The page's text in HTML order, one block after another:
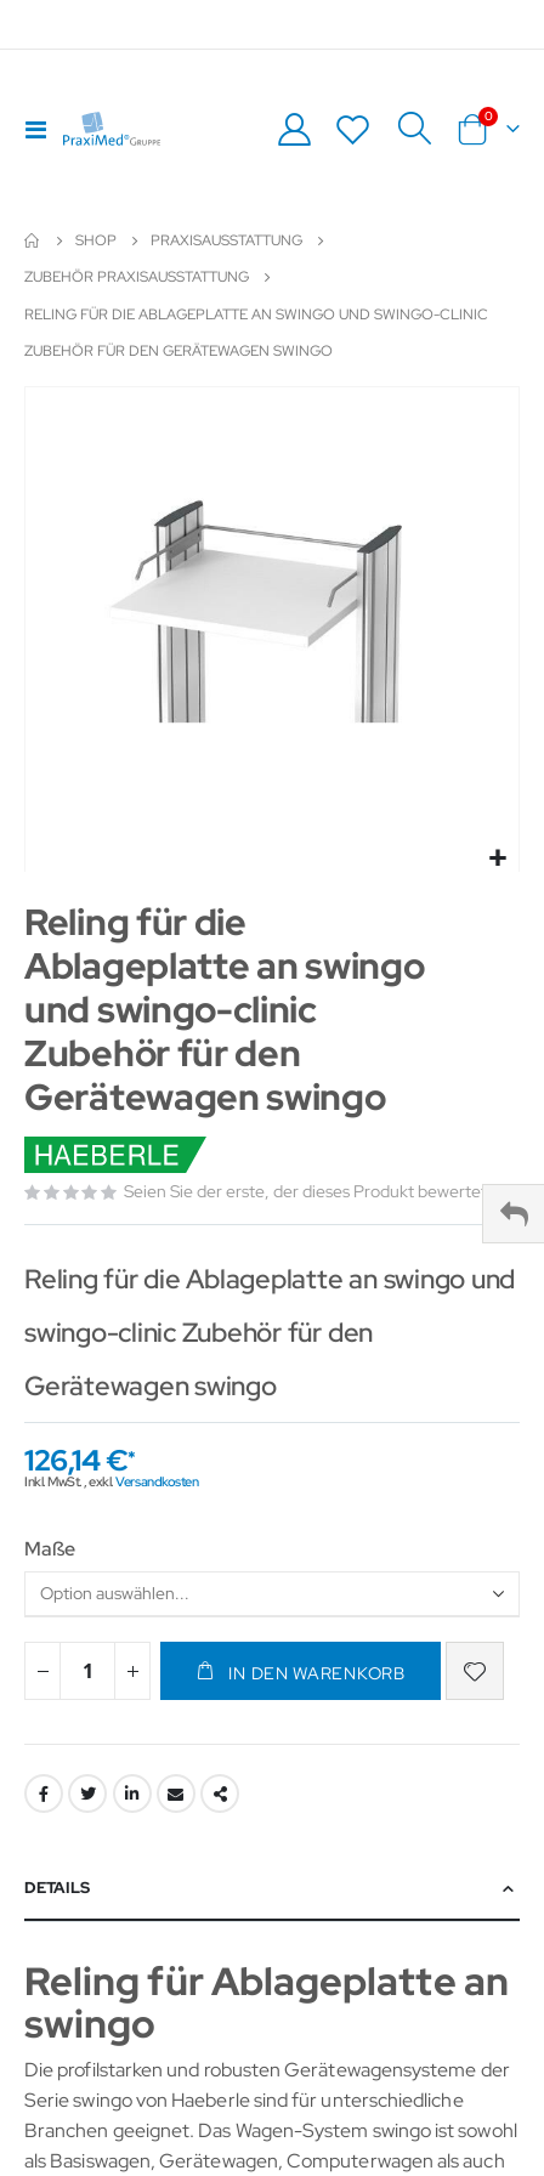
Navigation
umschalten
Warenkorb
0Artikel
SHOP
PRAXISAUSSTATTUNG
ZUBEHÖR PRAXISAUSSTATTUNG
RELING FÜR DIE ABLAGEPLATTE AN SWINGO UND SWINGO-CLINIC
ZUBEHÖR FÜR DEN GERÄTEWAGEN SWINGO
Reling für die
Ablageplatte an swingo
und swingo-clinic
Zubehör für den
Gerätewagen swingo
Seien Sie der erste, der dieses Produkt bewertet
Reling für die Ablageplatte an swingo und
swingo-clinic Zubehör für den
Gerätewagen swingo
126,14 €
Inkl. MwSt.,exkl.Versandkosten
Maße
IN DEN WARENKORB
DETAILS
Reling für Ablageplatte an
swingo
Die profilstarken und robusten Gerätewagensysteme der
Serie swingo von Haeberle sind für unterschiedliche
Branchen geeignet. Das Wagen-System swingo ist sowohl
als Basiswagen, Gerätewagen, Computerwagen als auch